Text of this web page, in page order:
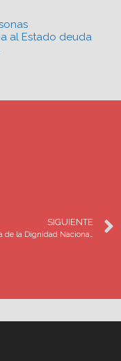
al Estado deuda
SIGUIENTE
VI Marcha de la Dignidad Nacional. Madres buscando a sus Hijos, Hijas, Verdad y Justicia